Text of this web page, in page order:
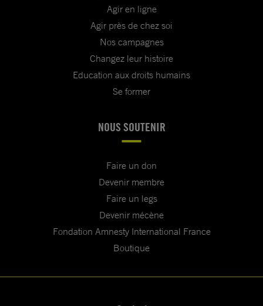
Agir en ligne
Agir près de chez soi
Nos campagnes
Changez leur histoire
Education aux droits humains
Se former
NOUS SOUTENIR
Faire un don
Devenir membre
Faire un legs
Devenir mécène
Fondation Amnesty International France
Boutique